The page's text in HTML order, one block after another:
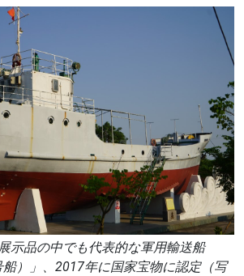
示品の中でも代表的な軍用輸送船
船）」、2017年に国家宝物に認定（写